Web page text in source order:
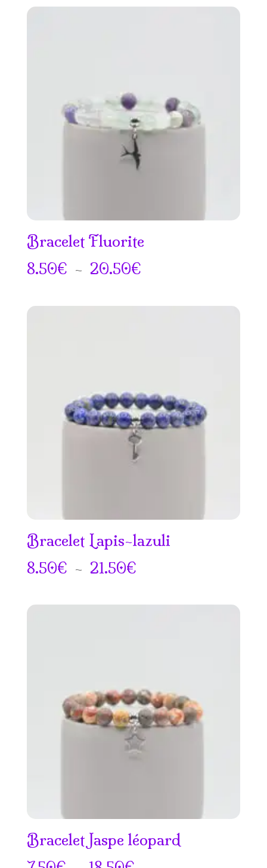
Bracelet Fluorite
8.50€ – 20.50€Plage
20.50€
Bracelet Lapis-lazuli
8.50€ – 21.50€Plage
21.50€
Bracelet Jaspe léopard